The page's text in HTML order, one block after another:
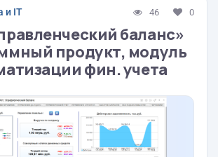
и IT 46 0
баланс»
продукт, модуль
фин. учета